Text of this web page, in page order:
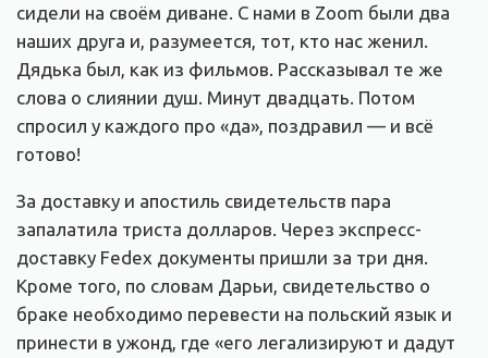
сидели на своём диване. С нами в Zoom были два
наших друга и, разумеется, тот, кто нас женил.
Дядька был, как из фильмов. Рассказывал те же
слова о слиянии душ. Минут двадцать. Потом
спросил у каждого про «да», поздравил — и всё
готово!
За доставку и апостиль свидетельств пара
запалатила триста долларов. Через экспресс-
доставку Fedex документы пришли за три дня.
Кроме того, по словам Дарьи, свидетельство о
браке необходимо перевести на польский язык и
принести в ужонд, где «его легализируют и дадут